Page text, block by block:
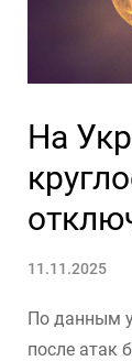
На
11.11.2025
По данным
после атак